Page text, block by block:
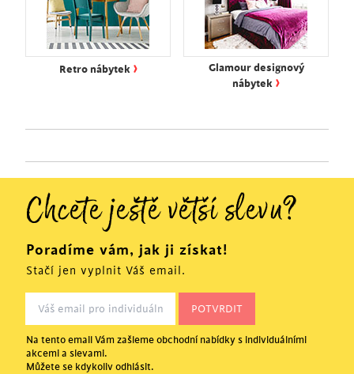
Retro nábytek ›
Glamour designový
nábytek ›
Chcete ještě větší slevu?
Poradíme vám, jak ji získat!
Stačí jen vyplnit Váš email.
Na tento email Vám zašleme obchodní nabídky s individuálními
akcemi a slevami.
Můžete se kdykoliv odhlásit.